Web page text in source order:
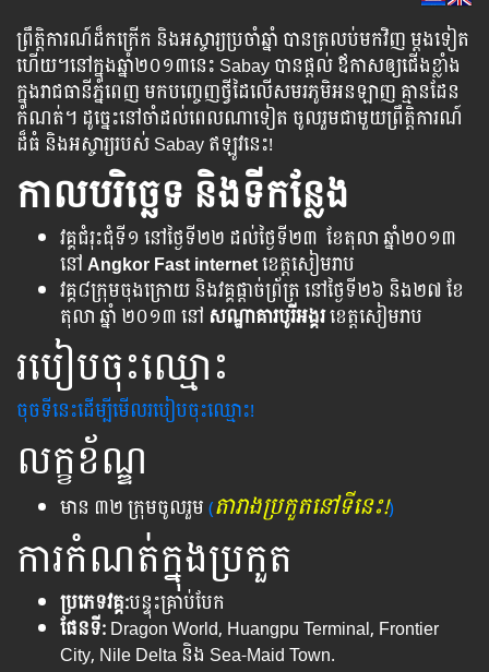
ព្រឹត្តិការណ៍ដ៏កក្រើក និងអស្ចារ្យប្រចាំឆ្នាំ បានត្រលប់មកវិញ ម្តងទៀត
ហើយ។នៅក្នុងឆ្នាំ២០១៣នេះ Sabay បានផ្តល់ ឪកាសឲ្យជើងខ្លាំង
ក្នុងរាជធានីភ្នំពេញ មកបញ្ចេញថ្វី​ដៃលើ​សមរភូមិអនឡាញ គ្មានដែន
កំណត់។ ដូច្នេះ​នៅ​ចាំ​ដល់​ពេល​ណា​ទៀត ចូល​រួម​ជាមួយ​ព្រឹត្តិការណ៍​
ដ៏​ធំ និង​អស្ចារ្យ​របស់ Sabay ឥឡូវនេះ!
កាល​បរិច្ឆេទ និង​ទី​កន្លែង
វគ្គជំរុះជុំទី១ នៅថ្ងៃទី២២ ​ដល់ថ្ងៃទី២៣ ខែតុលា ឆ្នាំ២០១៣ ​
នៅAngkor Fast internetខេត្តសៀមរាប
វគ្គ៨ក្រុមចុងក្រោយ និងវគ្គផ្តាច់ព្រ័ត្រ ​នៅថ្ងៃទី២៦​ និង​២៧ ខែ​
តុលា​ ឆ្នាំ​ ២០១៣ នៅ សណ្ឋាគារបូរីអង្គរខេត្តសៀមរាប
របៀបចុះឈ្មោះ
ចុចទីនេះដើម្បីមើលរបៀបចុះឈ្មោះ!
លក្ខខ័ណ្ឌ
មាន ៣២ ក្រុមចូលរួម(តារាងប្រកួតនៅទីនេះ!)
ការកំណត់ក្នុងប្រកួត
ប្រភេទវគ្គ:បន្ទុះគ្រាប់បែក
ផែនទី:Dragon World, Huangpu Terminal, Frontier
City, Nile Delta និង Sea-Maid Town.